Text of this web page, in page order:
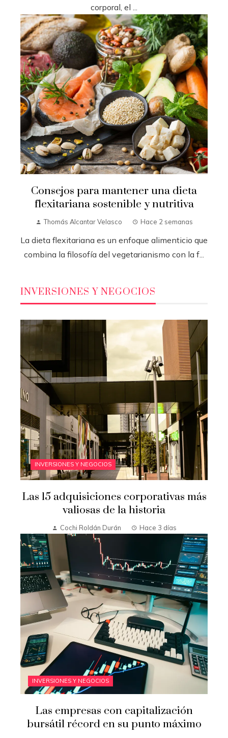
corporal, el ...
Consejos para mantener una dieta
flexitariana sostenible y nutritiva
Thomás Alcantar Velasco Hace 2 semanas
La dieta flexitariana es un enfoque alimenticio que
combina la filosofía del vegetarianismo con la f...
INVERSIONES Y NEGOCIOS
INVERSIONES Y NEGOCIOS
Las 15 adquisiciones corporativas más
valiosas de la historia
Cochi Roldán Durán Hace 3 días
INVERSIONES Y NEGOCIOS
Las empresas con capitalización
bursátil récord en su punto máximo